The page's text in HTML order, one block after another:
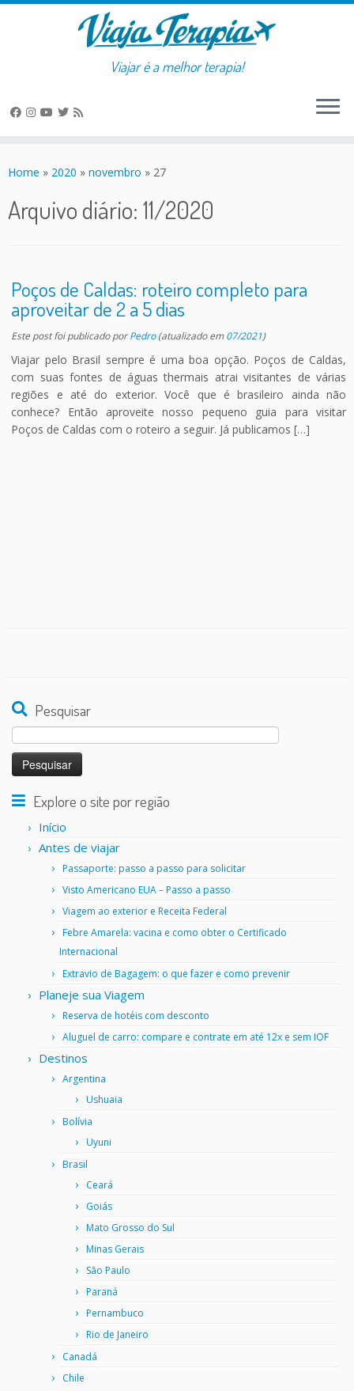
to
Viajar é a melhor terapia!
Home » 2020 » novembro » 27
Arquivo diário: 11/2020
Poços de Caldas: roteiro completo para
aproveitar de 2 a 5 dias
Este post foi publicadoporPedro(atualizado em07/2021)
Viajar pelo Brasil sempre é uma boa opção. Poços de Caldas,
com suas fontes de águas thermais atrai visitantes de várias
regiões e até do exterior. Você que é brasileiro ainda não
conhece? Então aproveite nosso pequeno guia para visitar
Poços de Caldas com o roteiro a seguir. Já publicamos […]
Pesquisar
por:
Explore o site por região
Início
Antes de viajar
Passaporte: passo a passo para solicitar
Visto Americano EUA – Passo a passo
Viagem ao exterior e Receita Federal
Febre Amarela: vacina e como obter o Certificado
Internacional
Extravio de Bagagem: o que fazer e como prevenir
Planeje sua Viagem
Reserva de hotéis com desconto
Aluguel de carro: compare e contrate em até 12x e sem IOF
Destinos
Argentina
Ushuaia
Bolívia
Uyuni
Brasil
Ceará
Goiás
Mato Grosso do Sul
Minas Gerais
São Paulo
Paraná
Pernambuco
Rio de Janeiro
Canadá
Chile